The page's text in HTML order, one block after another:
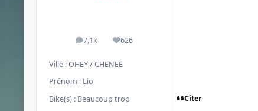
7,1k
messages626
Réputation
Ville :OHEY / CHENEE
Prénom : Lio
Bike(s) : Beaucoup trop Citer